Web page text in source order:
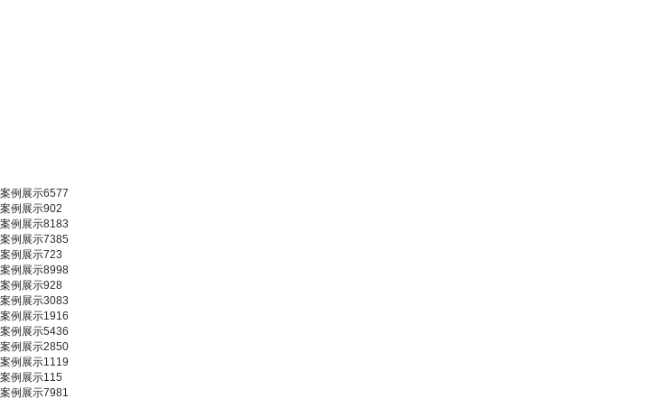
案例展示6577
案例展示902
案例展示8183
案例展示7385
案例展示723
案例展示8998
案例展示928
案例展示3083
案例展示1916
案例展示5436
案例展示2850
案例展示1119
案例展示115
案例展示7981